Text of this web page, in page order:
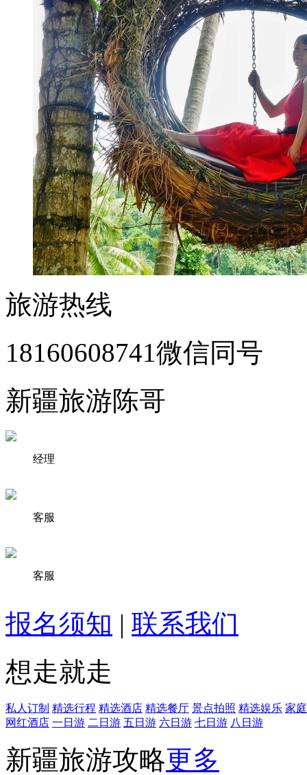
旅游热线
18160608741微信同号
新疆旅游陈哥
经理
客服
客服
报名须知 | 联系我们
想走就走
私人订制 精选行程 精选酒店 精选餐厅 景点拍照 精选娱乐 家
网红酒店 一日游 二日游 五日游 六日游 七日游 八日游
新疆旅游攻略更多